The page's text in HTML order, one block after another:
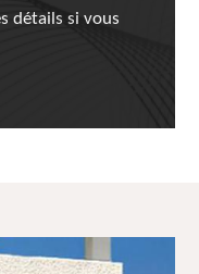
détails si vous